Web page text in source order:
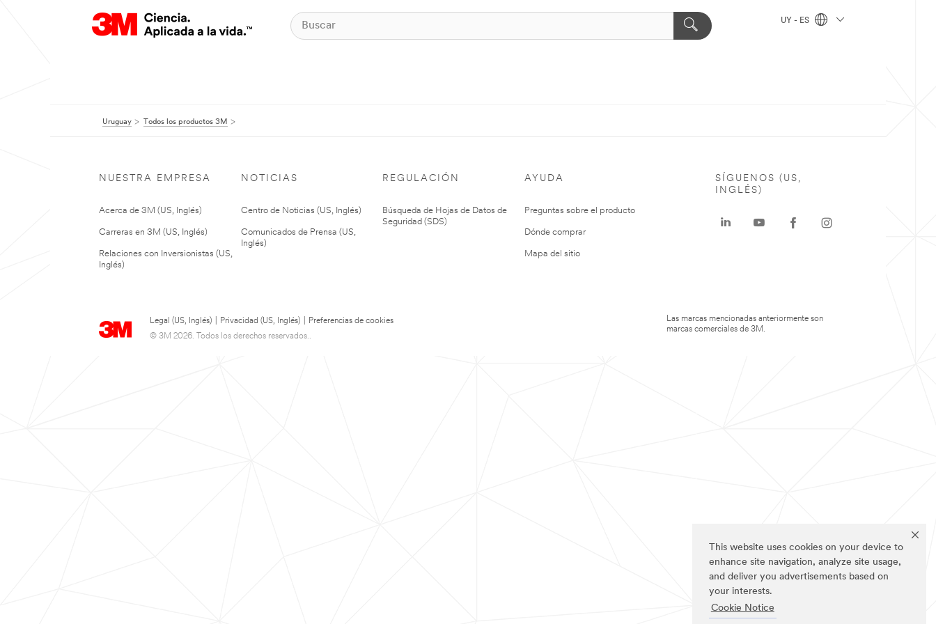
This website uses cookies on your device to
enhance site navigation, analyze site usage,
and deliver you advertisements based on
your interests.
Cookie Notice
UY - ES
Uruguay Todos los productos 3M
NUESTRA EMPRESA
Acerca de 3M (US, Inglés)
Carreras en 3M (US, Inglés)
Relaciones con Inversionistas (US,
Inglés)
NOTICIAS
Centro de Noticias (US, Inglés)
Comunicados de Prensa (US,
Inglés)
REGULACIÓN
Búsqueda de Hojas de Datos de
Seguridad (SDS)
AYUDA
Preguntas sobre el producto
Dónde comprar
Mapa del sitio
Legal (US, Inglés) Privacidad (US, Inglés)
Preferencias de cookies
© 3M 2026. Todos los derechos reservados..
SÍGUENOS (US,
INGLÉS)
Las marcas mencionadas anteriormente son
marcas comerciales de 3M.